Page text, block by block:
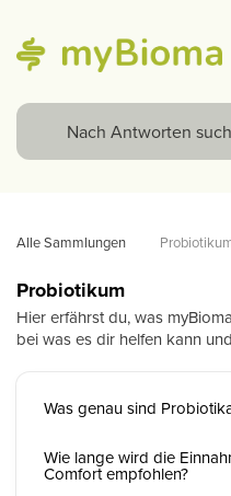
Alle Sammlungen
Probiotikum
Hier erfährst du, was
bei was es dir helfen kann
Was genau sind
Wie lange wird die
Comfort empfohlen?